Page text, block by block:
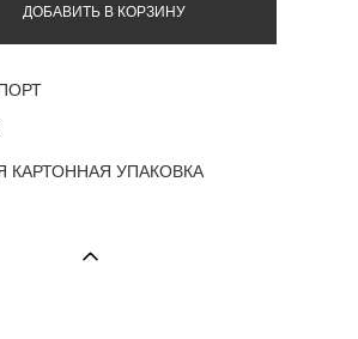
ДОБАВИТЬ В КОРЗИНУ
КАРТОННАЯ УПАКОВКА